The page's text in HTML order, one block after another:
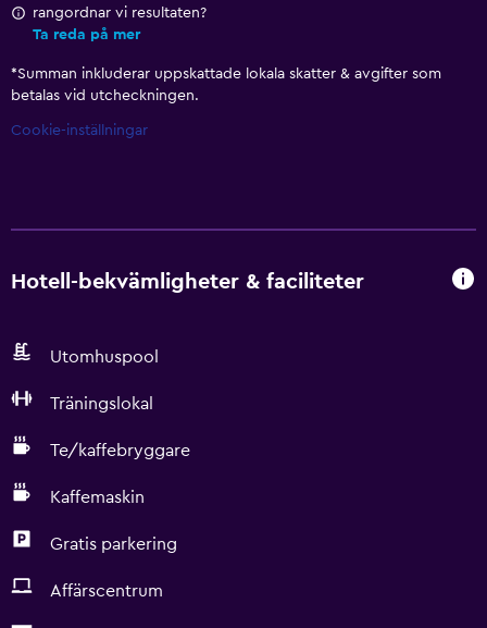
rangordnar vi resultaten?
Ta reda på mer
*Summan inkluderar uppskattade lokala skatter & avgifter som
betalas vid utcheckningen.
Cookie-inställningar
Hotell-bekvämligheter & faciliteter
Utomhuspool
Träningslokal
Te/kaffebryggare
Kaffemaskin
Gratis parkering
Affärscentrum